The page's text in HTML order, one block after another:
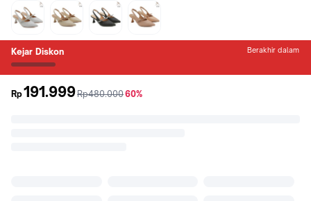
Silver Gold Black CMYK
Kejar Diskon Berakhir dalam
Rp191.999sebelum
Rp480.000diskon
60%